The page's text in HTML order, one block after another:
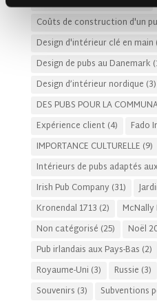
Coûts de construction d'un
Design d'intérieur clé en main
Design de pubs au Danemark
Design d’intérieur nordique (3)
DES PUBS POUR LA
Expérience client (4) Fado
IMPORTANCE CULTURELLE (9)
Intérieurs de pubs adaptés
Irish Pub Company (31)
Kronendal 1713 (2) McNally
Non catégorisé (25) Noël
Pub irlandais aux Pays-Bas (2)
Royaume-Uni (3) Russie (3)
Souvenirs (3) Subventions